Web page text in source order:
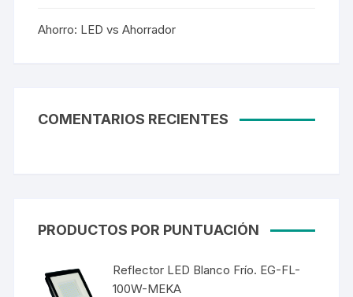
Ahorro: LED vs Ahorrador
COMENTARIOS RECIENTES
PRODUCTOS POR PUNTUACIÓN
Reflector LED Blanco Frío. EG-FL-
100W-MEKA